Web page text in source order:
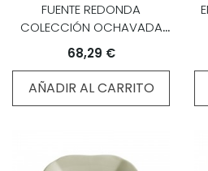
FUENTE REDONDA
COLECCIÓN OCHAVADA
BLANCA
68,29 €
AÑADIR AL CARRITO